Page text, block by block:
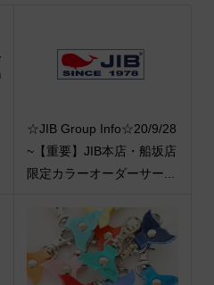
☆JIB Group Info☆20/9/28
~【重要】JIB本店・船坂店
限定カラーオーダーサー...